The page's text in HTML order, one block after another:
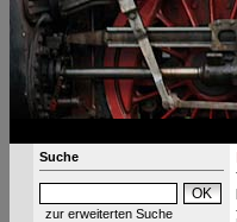
Suche
zur erweiterten Suche